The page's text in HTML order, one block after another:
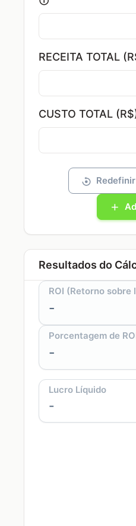
RECEITA TOTAL
CUSTO TOTAL
Redefinir
Resultados do
ROI (Retorno
-
Porcentagem de
-
Lucro Líquido
-